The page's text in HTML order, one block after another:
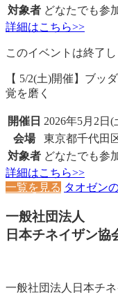
対象者 どなたでも参
詳細はこちら>>
このイベントは終了
【 5/2(土)開催】ブッ
覚を磨く
開催日 2026年5月2日(
会場
東京都千代田
対象者 どなたでも参
詳細はこちら>>
一覧を見る タオゼン
一般社団法人
日本チネイザン協
一般社団法人日本チ